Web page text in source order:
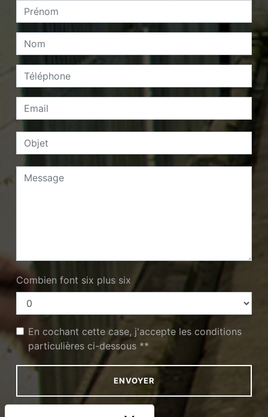
Combien font six plus six
En cochant cette case, j'accepte les conditions
particulières ci-dessous **
ENVOYER